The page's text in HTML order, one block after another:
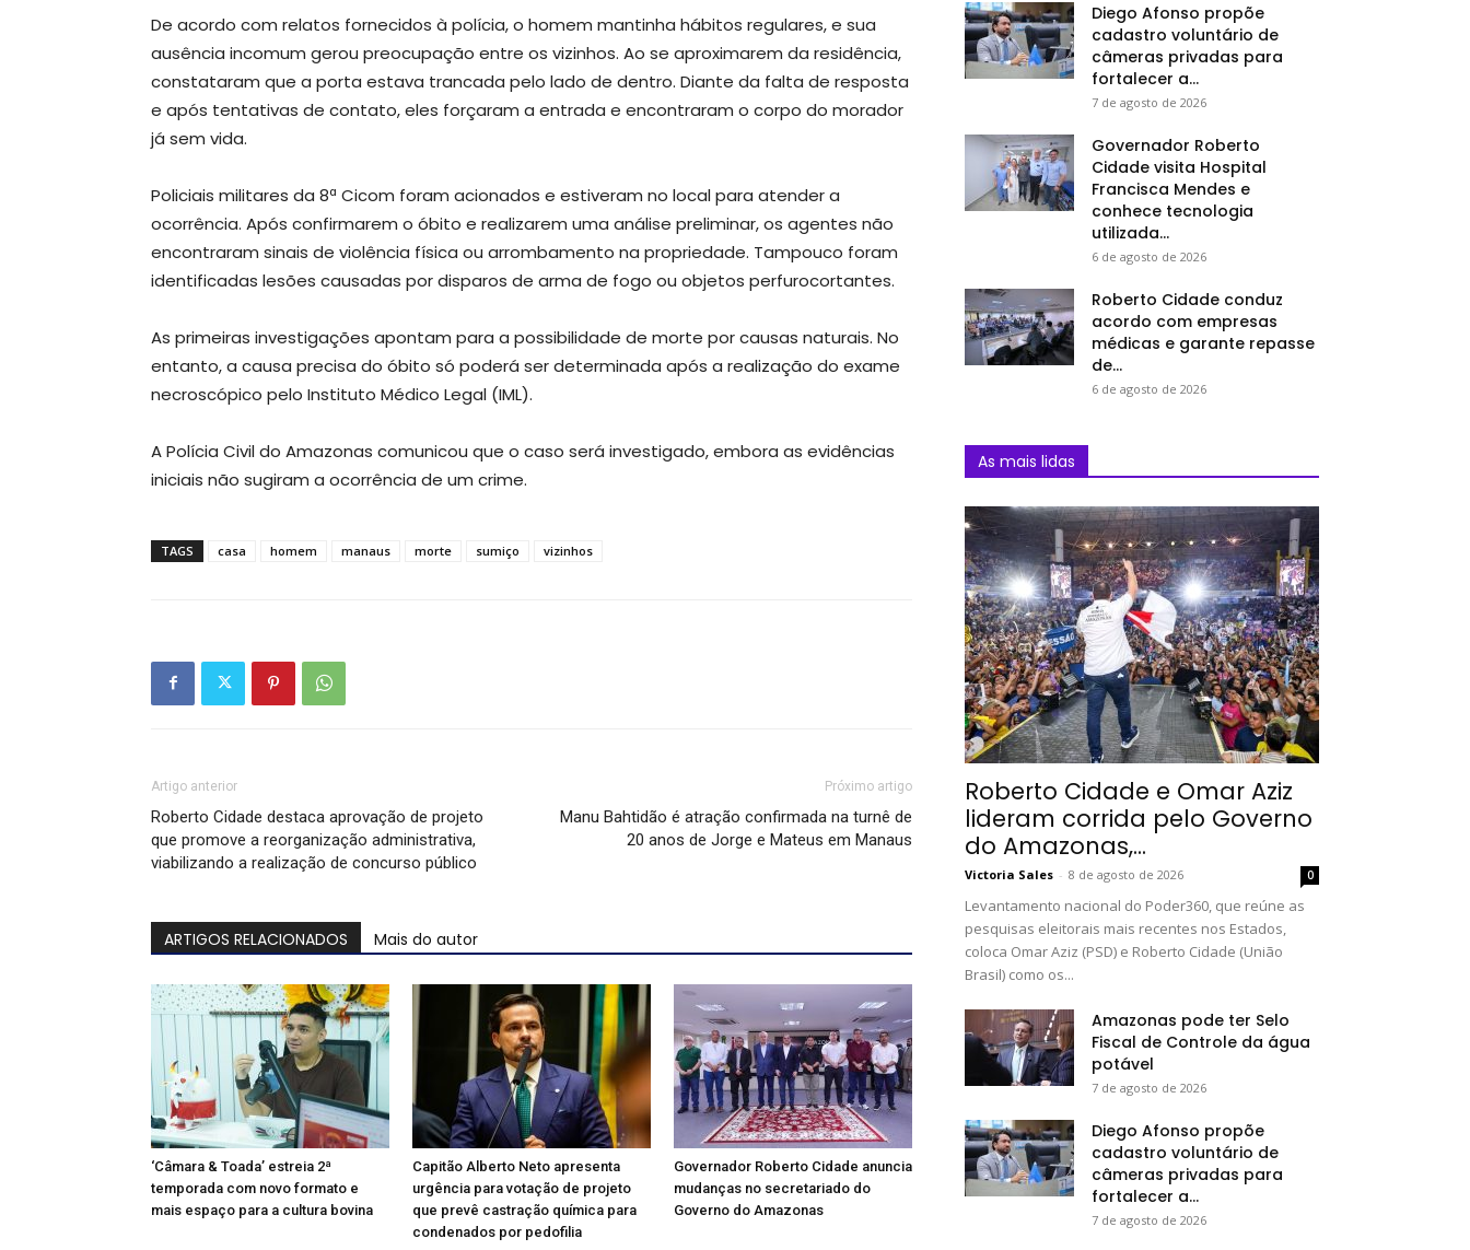
De acordo com relatos fornecidos à polícia, o homem mantinha hábitos regulares, e sua
ausência incomum gerou preocupação entre os vizinhos. Ao se aproximarem da residência,
constataram que a porta estava trancada pelo lado de dentro. Diante da falta de resposta
e após tentativas de contato, eles forçaram a entrada e encontraram o corpo do morador
já sem vida.
Policiais militares da 8ª Cicom foram acionados e estiveram no local para atender a
ocorrência. Após confirmarem o óbito e realizarem uma análise preliminar, os agentes não
encontraram sinais de violência física ou arrombamento na propriedade. Tampouco foram
identificadas lesões causadas por disparos de arma de fogo ou objetos perfurocortantes.
As primeiras investigações apontam para a possibilidade de morte por causas naturais. No
entanto, a causa precisa do óbito só poderá ser determinada após a realização do exame
necroscópico pelo Instituto Médico Legal (IML).
A Polícia Civil do Amazonas comunicou que o caso será investigado, embora as evidências
iniciais não sugiram a ocorrência de um crime.
TAGS casa homem manaus morte sumiço vizinhos
Artigo anterior
Roberto Cidade destaca aprovação de projeto
que promove a reorganização administrativa,
viabilizando a realização de concurso público
Próximo artigo
Manu Bahtidão é atração confirmada na turnê de
20 anos de Jorge e Mateus em Manaus
ARTIGOS RELACIONADOS Mais do autor
‘Câmara & Toada’ estreia 2ª
temporada com novo formato e
mais espaço para a cultura bovina
Capitão Alberto Neto apresenta
urgência para votação de projeto
que prevê castração química para
condenados por pedofilia
Governador Roberto Cidade anuncia
mudanças no secretariado do
Governo do Amazonas
Diego Afonso propõe
cadastro voluntário de
câmeras privadas para
fortalecer a...
7 de agosto de 2026
Governador Roberto
Cidade visita Hospital
Francisca Mendes e
conhece tecnologia
utilizada...
6 de agosto de 2026
Roberto Cidade conduz
acordo com empresas
médicas e garante repasse
de...
6 de agosto de 2026
As mais lidas
Roberto Cidade e Omar Aziz
lideram corrida pelo Governo
do Amazonas,...
Victoria Sales - 8 de agosto de 2026 0
Levantamento nacional do Poder360, que reúne as
pesquisas eleitorais mais recentes nos Estados,
coloca Omar Aziz (PSD) e Roberto Cidade (União
Brasil) como os...
Amazonas pode ter Selo
Fiscal de Controle da água
potável
7 de agosto de 2026
Diego Afonso propõe
cadastro voluntário de
câmeras privadas para
fortalecer a...
7 de agosto de 2026